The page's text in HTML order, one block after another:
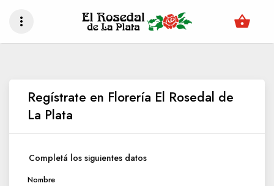
more_vert shopping_basket
Regístrate en Florería El Rosedal de
La Plata
Completá los siguientes datos
Nombre